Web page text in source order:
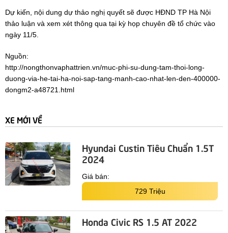
Dự kiến, nội dung dự thảo nghị quyết sẽ được HĐND TP Hà Nội
thảo luận và xem xét thông qua tại kỳ họp chuyên đề tổ chức vào
ngày 11/5.
Nguồn:
http://nongthonvaphattrien.vn/muc-phi-su-dung-tam-thoi-long-
duong-via-he-tai-ha-noi-sap-tang-manh-cao-nhat-len-den-400000-
dongm2-a48721.html
XE MỚI VỀ
Hyundai Custin Tiêu Chuẩn 1.5T
2024
Giá bán:
729 Triệu
Honda Civic RS 1.5 AT 2022